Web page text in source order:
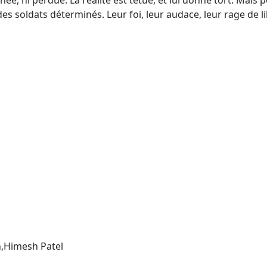
soldats déterminés. Leur foi, leur audace, leur rage
Patel